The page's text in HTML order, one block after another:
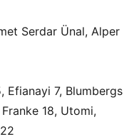
Serdar Ünal, Alper
Efianayi 7, Blumbergs
18, Utomi,